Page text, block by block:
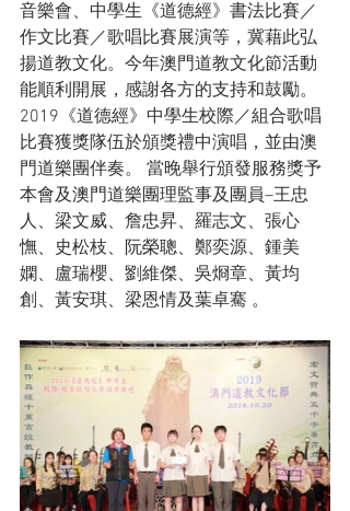
音樂會、中學生《道德經》書法比賽／
作文比賽／歌唱比賽展演等，冀藉此弘
揚道教文化。今年澳門道教文化節活動
能順利開展，感謝各方的支持和鼓勵。
2019《道德經》中學生校際／組合歌唱
比賽獲獎隊伍於頒獎禮中演唱，並由澳
門道樂團伴奏。 當晚舉行頒發服務獎予
本會及澳門道樂團理監事及團員–王忠
人、梁文威、詹忠昇、羅志文、張心
憮、史松枝、阮榮聰、鄭奕源、鍾美
嫻、盧瑞櫻、劉維傑、吳烱章、黃均
創、黃安琪、梁恩情及葉卓騫 。